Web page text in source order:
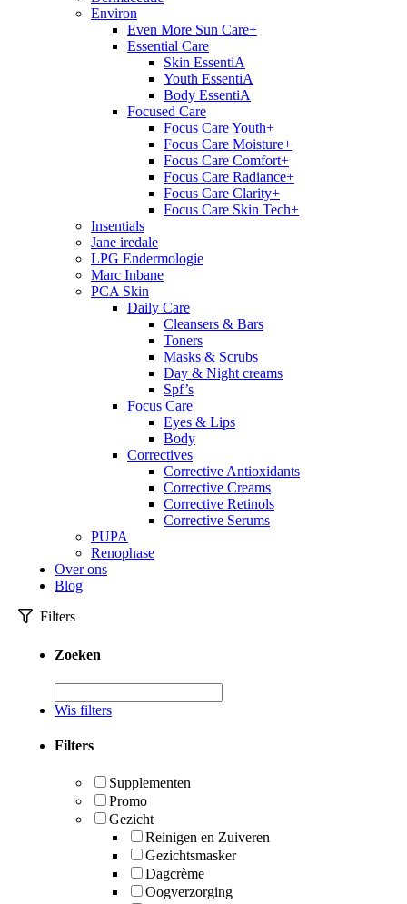
Environ
Even More Sun Care+
Essential Care
Skin EssentiA
Youth EssentiA
Body EssentiA
Focused Care
Focus Care Youth+
Focus Care Moisture+
Focus Care Comfort+
Focus Care Radiance+
Focus Care Clarity+
Focus Care Skin Tech+
Insentials
Jane iredale
LPG Endermologie
Marc Inbane
PCA Skin
Daily Care
Cleansers & Bars
Toners
Masks & Scrubs
Day & Night creams
Spf’s
Focus Care
Eyes & Lips
Body
Correctives
Corrective Antioxidants
Corrective Creams
Corrective Retinols
Corrective Serums
PUPA
Renophase
Over ons
Blog
Filters
Zoeken
Wis filters
Filters
Supplementen
Promo
Gezicht
Reinigen en Zuiveren
Gezichtsmasker
Dagcrème
Oogverzorging